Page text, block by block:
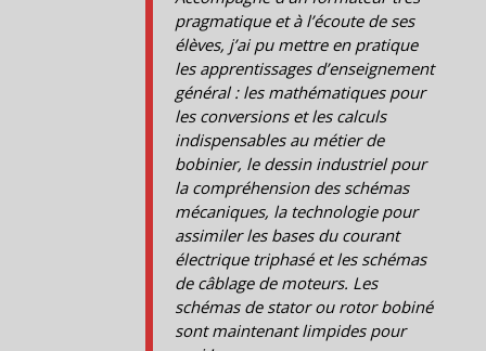
pragmatique et à l’écoute de ses
élèves, j’ai pu mettre en pratique
les apprentissages d’enseignement
général : les mathématiques pour
les conversions et les calculs
indispensables au métier de
bobinier, le dessin industriel pour
la compréhension des schémas
mécaniques, la technologie pour
assimiler les bases du courant
électrique triphasé et les schémas
de câblage de moteurs. Les
schémas de stator ou rotor bobiné
sont maintenant limpides pour